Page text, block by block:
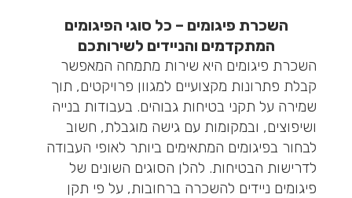
השכרת פיגומים – כל סוגי הפיגומים
המתקדמים והניידים לשירותכם
השכרת פיגומים היא שירות מתמחה המאפשר
קבלת פתרונות מקצועיים למגוון פרויקטים, תוך
שמירה על תקני בטיחות גבוהים. בעבודות בנייה
ושיפוצים, ובמקומות עם גישה מוגבלת, חשוב
לבחור בפיגומים המתאימים ביותר לאופי העבודה
לדרישות הבטיחות. להלן הסוגים השונים של
פיגומים ניידים להשכרה ברחובות, על פי תקן